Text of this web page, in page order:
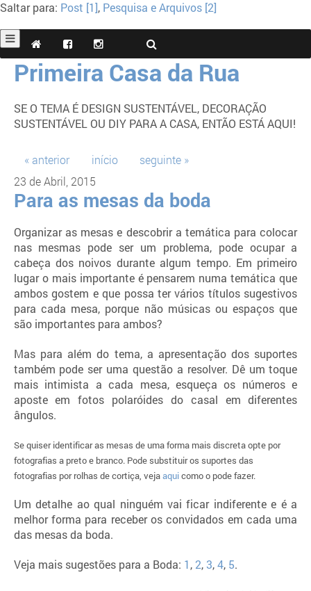
Saltar para: Post [1], Pesquisa e Arquivos [2]
Primeira Casa da Rua
SE O TEMA É DESIGN SUSTENTÁVEL, DECORAÇÃO
SUSTENTÁVEL OU DIY PARA A CASA, ENTÃO ESTÁ AQUI!
« anterior início
seguinte »
23 de Abril, 2015
Para as mesas da boda
Organizar as mesas e descobrir a temática para colocar
nas mesmas pode ser um problema, pode ocupar a
cabeça dos noivos durante algum tempo. Em primeiro
lugar o mais importante é pensarem numa temática que
ambos gostem e que possa ter vários títulos sugestivos
para cada mesa, porque não músicas ou espaços que
são importantes para ambos?
Mas para além do tema, a apresentação dos suportes
também pode ser uma questão a resolver. Dê um toque
mais intimista a cada mesa, esqueça os números e
aposte em fotos polaróides do casal em diferentes
ângulos.
Se quiser identificar as mesas de uma forma mais discreta opte por
fotografias a preto e branco. Pode substituir os suportes das
fotografias por rolhas de cortiça, vejaaquicomo o pode fazer.
Um detalhe ao qual ninguém vai ficar indiferente e é a
melhor forma para receber os convidados em cada uma
das mesas da boda.
Veja mais sugestões para a Boda: 1 , 2, 3, 4, 5.